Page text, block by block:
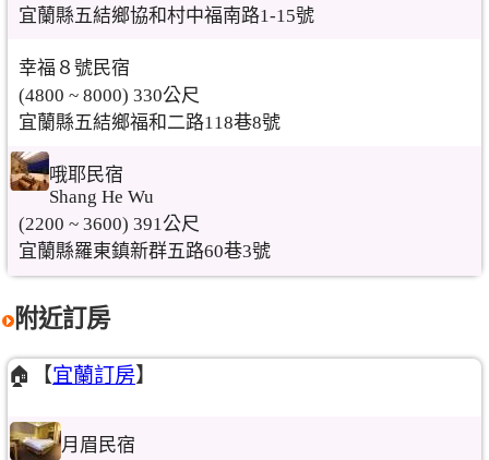
宜蘭縣五結鄉協和村中福南路1-15號
幸福８號民宿
(4800 ~ 8000) 330公尺
宜蘭縣五結鄉福和二路118巷8號
哦耶民宿
Shang He Wu
(2200 ~ 3600) 391公尺
宜蘭縣羅東鎮新群五路60巷3號
附近訂房
🏠【宜蘭訂房】
月眉民宿